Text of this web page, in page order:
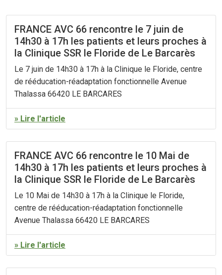
FRANCE AVC 66 rencontre le 7 juin de
14h30 à 17h les patients et leurs proches à
la Clinique SSR le Floride de Le Barcarès
Le 7 juin de 14h30 à 17h à la Clinique le Floride, centre
de rééducation-réadaptation fonctionnelle Avenue
Thalassa 66420 LE BARCARES
» Lire l'article
FRANCE AVC 66 rencontre le 10 Mai de
14h30 à 17h les patients et leurs proches à
la Clinique SSR le Floride de Le Barcarès
Le 10 Mai de 14h30 à 17h à la Clinique le Floride,
centre de rééducation-réadaptation fonctionnelle
Avenue Thalassa 66420 LE BARCARES
» Lire l'article